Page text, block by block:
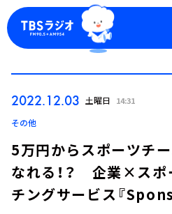
2022.12.03 土曜日 14:31
その他
5万円からスポーツチ
なれる！？ 企業×スポ
チングサービス『